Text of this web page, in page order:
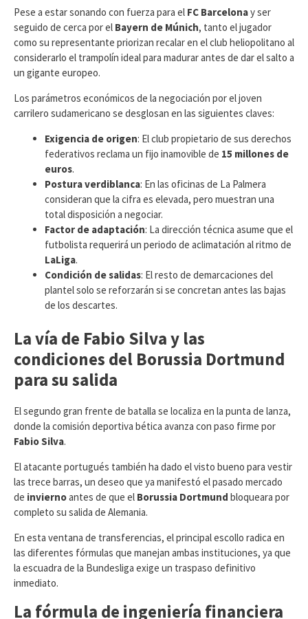
Pese a estar sonando con fuerza para el FC Barcelonay ser
seguido de cerca por el Bayern de Múnich, tanto el jugador
como su representante priorizan recalar en el club heliopolitano al
considerarlo el trampolín ideal para madurar antes de dar el salto a
un gigante europeo.
​Los parámetros económicos de la negociación por el joven
carrilero sudamericano se desglosan en las siguientes claves:
Exigencia de origen: El club propietario de sus derechos
federativos reclama un fijo inamovible de 15 millones de
euros.
Postura verdiblanca: En las oficinas de La Palmera
consideran que la cifra es elevada, pero muestran una
total disposición a negociar.
Factor de adaptación: La dirección técnica asume que el
futbolista requerirá un periodo de aclimatación al ritmo de
LaLiga.
Condición de salidas: El resto de demarcaciones del
plantel solo se reforzarán si se concretan antes las bajas
de los descartes.
La vía de Fabio Silva y las
condiciones del Borussia Dortmund
para su salida
​El segundo gran frente de batalla se localiza en la punta de lanza,
donde la comisión deportiva bética avanza con paso firme por
Fabio Silva.
El atacante portugués también ha dado el visto bueno para vestir
las trece barras, un deseo que ya manifestó el pasado mercado
de inviernoantes de que el Borussia Dortmund bloqueara por
completo su salida de Alemania.
En esta ventana de transferencias, el principal escollo radica en
las diferentes fórmulas que manejan ambas instituciones, ya que
la escuadra de la Bundesliga exige un traspaso definitivo
inmediato.
La fórmula de ingeniería financiera